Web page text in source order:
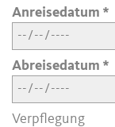
Anreisedatum
Abreisedatum
Verpflegung